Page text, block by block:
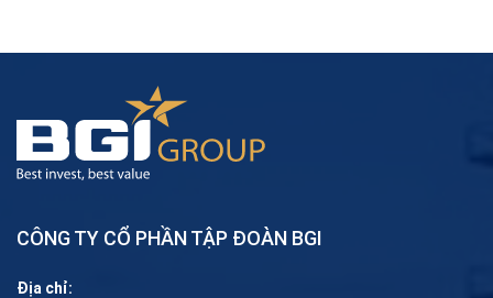
CÔNG TY CỔ PHẦN TẬP ĐOÀN BGI
Địa chỉ: